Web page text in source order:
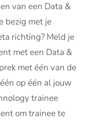
van een Data &
bezig met je
richting? Meld je
met een Data &
met één van de
op één al jouw
trainee
om trainee te